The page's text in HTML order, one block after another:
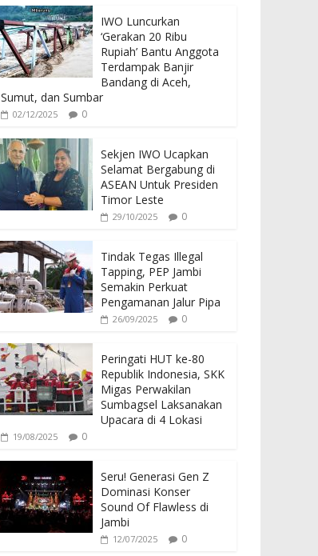
IWO Luncurkan
‘Gerakan 20 Ribu
Rupiah’ Bantu Anggota
Terdampak Banjir
Bandang di Aceh,
Sumut, dan Sumbar
02/12/2025 0
Sekjen IWO Ucapkan
Selamat Bergabung di
ASEAN Untuk Presiden
Timor Leste
29/10/2025 0
Tindak Tegas Illegal
Tapping, PEP Jambi
Semakin Perkuat
Pengamanan Jalur Pipa
26/09/2025 0
Peringati HUT ke-80
Republik Indonesia, SKK
Migas Perwakilan
Sumbagsel Laksanakan
Upacara di 4 Lokasi
19/08/2025 0
Seru! Generasi Gen Z
Dominasi Konser
Sound Of Flawless di
Jambi
12/07/2025 0